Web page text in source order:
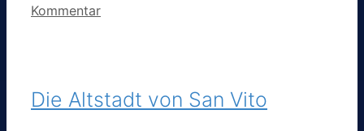
Kommentar
Die Altstadt von San Vito